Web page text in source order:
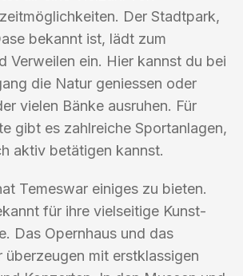
Der Stadtpark,
bekannt ist, lädt zum
Verweilen ein. Hier kannst du bei
die Natur geniessen oder
vielen Bänke ausruhen. Für
gibt es zahlreiche Sportanlagen,
aktiv betätigen kannst.
Temeswar einiges zu bieten.
für ihre vielseitige Kunst-
Das Opernhaus und das
überzeugen mit erstklassigen